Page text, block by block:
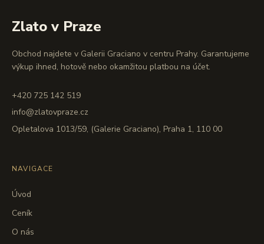
Zlato v Praze
Obchod najdete v Galerii Graciano v centru Prahy. Garantujeme
výkup ihned, hotově nebo okamžitou platbou na účet.
+420 725 142 519
info@zlatovpraze.cz
Opletalova 1013/59, (Galerie Graciano), Praha 1, 110 00
NAVIGACE
Úvod
Ceník
O nás